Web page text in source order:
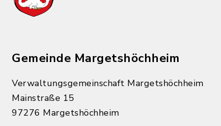
Gemeinde Margetshöchheim
Verwaltungsgemeinschaft Margetshöchheim
Mainstraße 15
97276 Margetshöchheim